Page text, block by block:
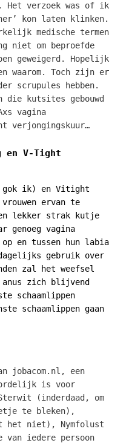
Het verzoek was of ik
kon laten klinken.
medische termen
niet om beproefde
geweigerd. Hopelijk
waarom. Toch zijn er
scrupules hebben.
die kutsites gebouwd
vagina
verjongingskuur…
en V-Tight
gok ik) en Vitight
ervan te
lekker strak kutje
genoeg vagina
en tussen hun labia
gebruik over
zal het weefsel
zich blijvend
schaamlippen
schaamlippen gaan
jobacom.nl, een
is voor
(inderdaad, om
te bleken),
het niet), Nymfolust
van iedere persoon